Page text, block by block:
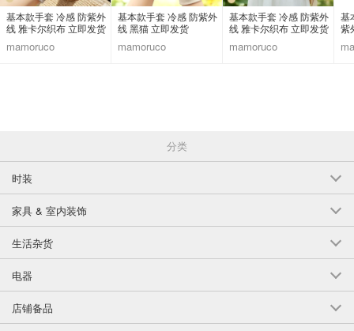
基本款手套 冷感 防紫外
线 雅卡尔织布 立即发货
mamoruco
基本款手套 冷感 防紫外
线 黑猫 立即发货
mamoruco
基本款手套 冷感 防紫外
线 雅卡尔织布 立即发货
mamoruco
基
紫
分类
时装
家具 & 室内装饰
生活杂货
电器
店铺备品